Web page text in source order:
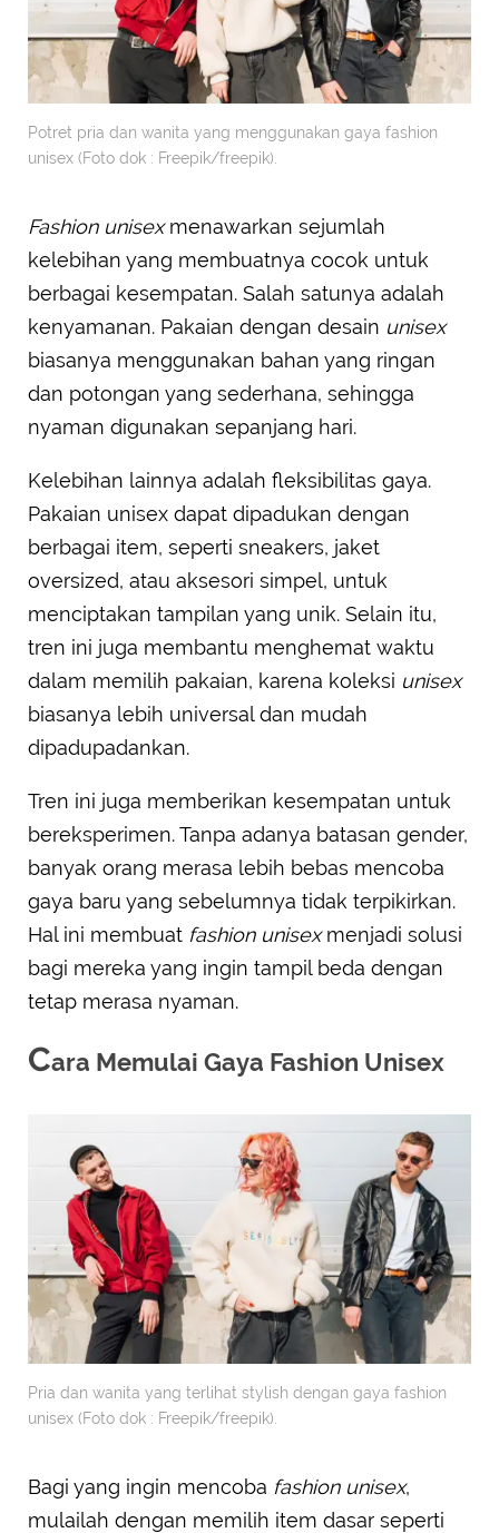
Potret pria dan wanita yang menggunakan gaya fashion
unisex (Foto dok : Freepik/freepik).
Fashion unisexmenawarkan sejumlah
kelebihan yang membuatnya cocok untuk
berbagai kesempatan. Salah satunya adalah
kenyamanan. Pakaian dengan desain unisex
biasanya menggunakan bahan yang ringan
dan potongan yang sederhana, sehingga
nyaman digunakan sepanjang hari.
Kelebihan lainnya adalah fleksibilitas gaya.
Pakaian unisex dapat dipadukan dengan
berbagai item, seperti sneakers, jaket
oversized, atau aksesori simpel, untuk
menciptakan tampilan yang unik. Selain itu,
tren ini juga membantu menghemat waktu
dalam memilih pakaian, karena koleksi unisex
biasanya lebih universal dan mudah
dipadupadankan.
Tren ini juga memberikan kesempatan untuk
bereksperimen. Tanpa adanya batasan gender,
banyak orang merasa lebih bebas mencoba
gaya baru yang sebelumnya tidak terpikirkan.
Hal ini membuat fashion unisexmenjadi solusi
bagi mereka yang ingin tampil beda dengan
tetap merasa nyaman.
Cara Memulai Gaya Fashion Unisex
Pria dan wanita yang terlihat stylish dengan gaya fashion
unisex (Foto dok : Freepik/freepik).
Bagi yang ingin mencoba fashion unisex,
mulailah dengan memilih item dasar seperti